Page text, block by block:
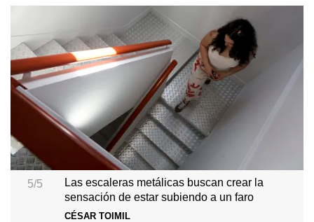
5/5
Las escaleras metálicas buscan crear la
sensación de estar subiendo a un faro
CÉSAR TOIMIL